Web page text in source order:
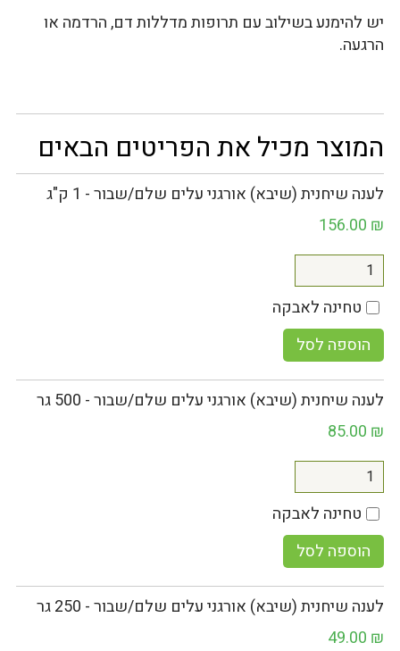
יש להימנע בשילוב עם תרופות מדללות דם, הרדמה או
הרגעה.
המוצר מכיל את הפריטים הבאים
לענה שיחנית (שיבא) אורגני עלים שלם/שבור - 1 ק"ג
156.00 ₪
טחינה לאבקה
הוספה לסל
לענה שיחנית (שיבא) אורגני עלים שלם/שבור - 500 גר
85.00 ₪
טחינה לאבקה
הוספה לסל
לענה שיחנית (שיבא) אורגני עלים שלם/שבור - 250 גר
49.00 ₪